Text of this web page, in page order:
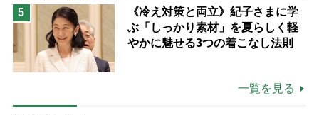
5
《冷え対策と両立》紀子さまに学
ぶ「しっかり素材」を夏らしく軽
やかに魅せる3つの着こなし法則
一覧を見る